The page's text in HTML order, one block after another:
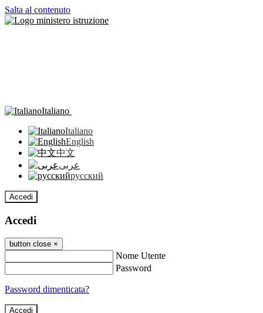
Salta al contenuto
Italiano
Italiano
English
中文
عربى
русский
Accedi
Accedi
button close ×
Nome Utente
Password
Password dimenticata?